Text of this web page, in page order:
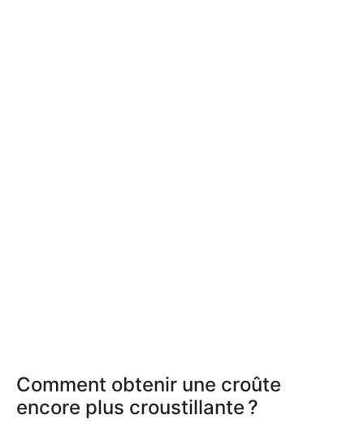
Comment obtenir une croûte
encore plus croustillante ?